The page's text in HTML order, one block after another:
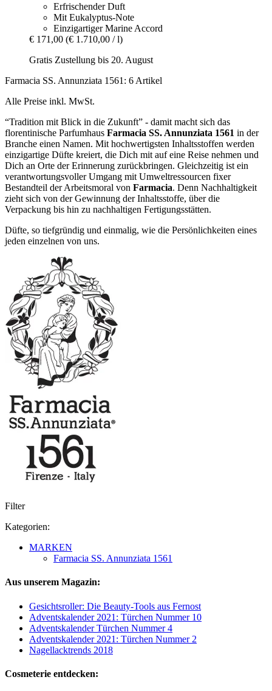
Erfrischender Duft
Mit Eukalyptus-Note
Einzigartiger Marine Accord
€ 171,00 (€ 1.710,00 / l)
Gratis Zustellung bis 20. August
Farmacia SS. Annunziata 1561: 6 Artikel
Alle Preise inkl. MwSt.
“Tradition mit Blick in die Zukunft” - damit macht sich das
florentinische Parfumhaus Farmacia SS. Annunziata 1561 in der
Branche einen Namen. Mit hochwertigsten Inhaltsstoffen werden
einzigartige Düfte kreiert, die Dich mit auf eine Reise nehmen und
Dich an Orte der Erinnerung zurückbringen. Gleichzeitig ist ein
verantwortungsvoller Umgang mit Umweltressourcen fixer
Bestandteil der Arbeitsmoral von Farmacia. Denn Nachhaltigkeit
zieht sich von der Gewinnung der Inhaltsstoffe, über die
Verpackung bis hin zu nachhaltigen Fertigungsstätten.
Düfte, so tiefgründig und einmalig, wie die Persönlichkeiten eines
jeden einzelnen von uns.
Filter
Kategorien:
MARKEN
Farmacia SS. Annunziata 1561
Aus unserem Magazin:
Gesichtsroller: Die Beauty-Tools aus Fernost
Adventskalender 2021: Türchen Nummer 10
Adventskalender Türchen Nummer 4
Adventskalender 2021: Türchen Nummer 2
Nagellacktrends 2018
Cosmeterie entdecken: